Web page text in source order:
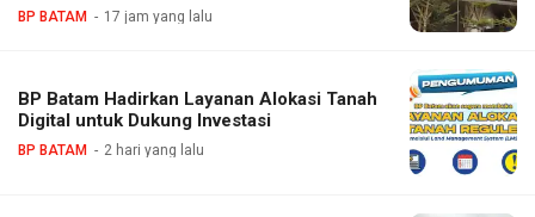
BP BATAM 17 jam yang lalu
BP Batam Hadirkan Layanan Alokasi Tanah
Digital untuk Dukung Investasi
BP BATAM 2 hari yang lalu